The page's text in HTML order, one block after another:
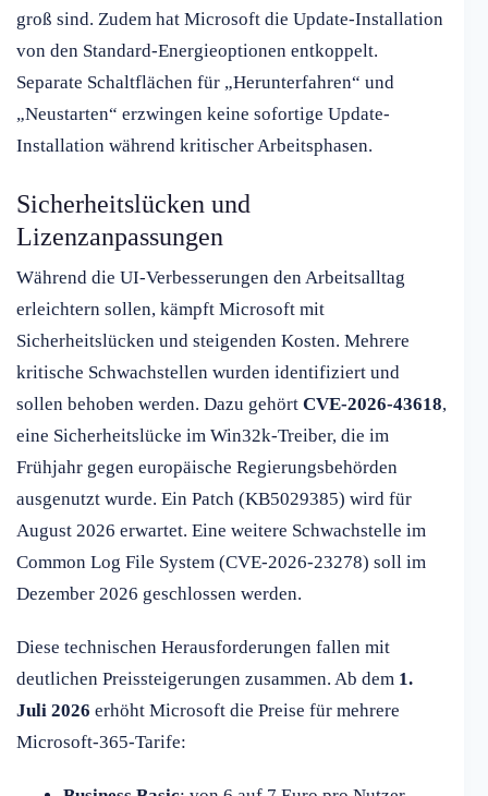
groß sind. Zudem hat Microsoft die Update-Installation
von den Standard-Energieoptionen entkoppelt.
Separate Schaltflächen für „Herunterfahren“ und
„Neustarten“ erzwingen keine sofortige Update-
Installation während kritischer Arbeitsphasen.
Sicherheitslücken und
Lizenzanpassungen
Während die UI-Verbesserungen den Arbeitsalltag
erleichtern sollen, kämpft Microsoft mit
Sicherheitslücken und steigenden Kosten. Mehrere
kritische Schwachstellen wurden identifiziert und
sollen behoben werden. Dazu gehört CVE-2026-43618,
eine Sicherheitslücke im Win32k-Treiber, die im
Frühjahr gegen europäische Regierungsbehörden
ausgenutzt wurde. Ein Patch (KB5029385) wird für
August 2026 erwartet. Eine weitere Schwachstelle im
Common Log File System (CVE-2026-23278) soll im
Dezember 2026 geschlossen werden.
Diese technischen Herausforderungen fallen mit
deutlichen Preissteigerungen zusammen. Ab dem 1.
Juli 2026 erhöht Microsoft die Preise für mehrere
Microsoft-365-Tarife: